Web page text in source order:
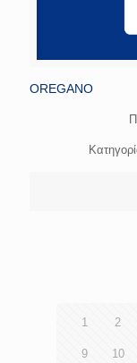
OREGANO
1 2
9 10